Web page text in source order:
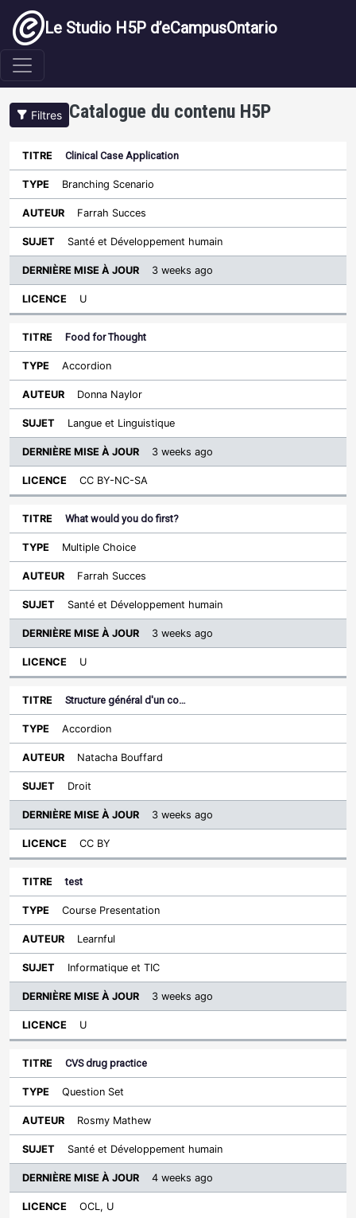
Aller au contenu principal
Le Studio H5P d’eCampusOntario
Filtres Catalogue du contenu H5P
Titre Type Auteur Sujet
jour Trier par ordre croissant
Licence
Clinical Case Application
Branching Scenario
Farrah Succes
Santé et Développement humain
3 weeks ago
U
Food for Thought
Accordion
Donna Naylor
Langue et Linguistique
3 weeks ago
CC BY-NC-SA
What would you do first?
Multiple Choice
Farrah Succes
Santé et Développement humain
3 weeks ago
U
Structure général d'un co…
Accordion
Natacha Bouffard
Droit
3 weeks ago
CC BY
test
Course Presentation
Learnful
Informatique et TIC
3 weeks ago
U
CVS drug practice
Question Set
Rosmy Mathew
Santé et Développement humain
4 weeks ago
OCL, U